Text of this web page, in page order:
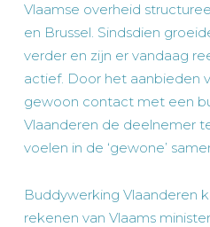
Vlaamse overheid
en Brussel. Sindsdien
verder en zijn er vandaag
actief. Door het aanbieden
gewoon contact met een
Vlaanderen de deelnemer
voelen in de ‘gewone’
Buddywerking Vlaanderen
rekenen van Vlaams